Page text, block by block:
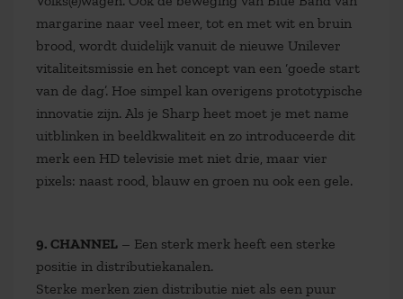
margarine naar veel meer, tot en met wit en bruin
brood, wordt duidelijk vanuit de nieuwe Unilever
vitaliteitsmissie en het concept van een ‘goede start
van de dag’. Hoe simpel kan overigens prototypische
innovatie zijn. Als je Sharp heet moet je met name
uitblinken in beeldkwaliteit en zo introduceerde dit
merk een HD televisie met niet drie, maar vier
pixels: naast rood, blauw en groen nu ook een gele.
9. CHANNEL – Een sterk merk heeft een sterke
positie in distributiekanalen.
Sterke merken zien distributie niet als een puur